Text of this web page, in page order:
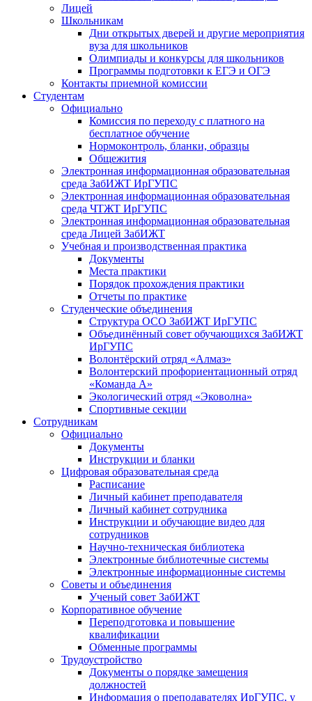
Лицей
Школьникам
Дни открытых дверей и другие мероприятия
вуза для школьников
Олимпиады и конкурсы для школьников
Программы подготовки к ЕГЭ и ОГЭ
Контакты приемной комиссии
Студентам
Официально
Комиссия по переходу с платного на
бесплатное обучение
Нормоконтроль, бланки, образцы
Общежития
Электронная информационная образовательная
среда ЗабИЖТ ИрГУПС
Электронная информационная образовательная
среда ЧТЖТ ИрГУПС
Электронная информационная образовательная
среда Лицей ЗабИЖТ
Учебная и производственная практика
Документы
Места практики
Порядок прохождения практики
Отчеты по практике
Студенческие объединения
Структура ОСО ЗабИЖТ ИрГУПС
Объединённый совет обучающихся ЗабИЖТ
ИрГУПС
Волонтёрский отряд «Алмаз»
Волонтерский профориентационный отряд
«Команда А»
Экологический отряд «Эковолна»
Спортивные секции
Сотрудникам
Официально
Документы
Инструкции и бланки
Цифровая образовательная среда
Расписание
Личный кабинет преподавателя
Личный кабинет сотрудника
Инструкции и обучающие видео для
сотрудников
Научно-техническая библиотека
Электронные библиотечные системы
Электронные информационные системы
Советы и объединения
Ученый совет ЗабИЖТ
Корпоративное обучение
Переподготовка и повышение
квалификации
Обменные программы
Трудоустройство
Документы о порядке замещения
должностей
Информация о преподавателях ИрГУПС, у